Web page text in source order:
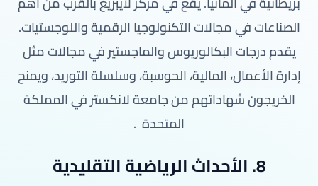
الصناعات في مجالات التكنولوجيا الرقمية واللوجستيات.
يقدم درجات البكالوريوس والماجستير في مجالات مثل
إدارة الأعمال، المالية، الحوسبة، وسلسلة التوريد، ويمنح
الخريجون شهاداتهم من جامعة لانكستر في المملكة
المتحدة .
8. الأحداث الرياضية التقليدية